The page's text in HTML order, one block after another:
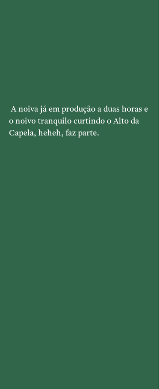
A noiva já em produção a duas horas e
o noivo tranquilo curtindo o Alto da
Capela, heheh, faz parte.